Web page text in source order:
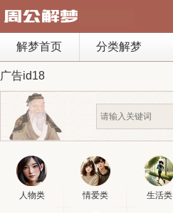
解梦首页 分类解梦
广告id18
人物类 情爱类 生活类